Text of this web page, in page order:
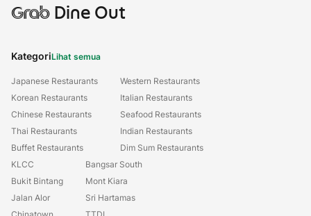
GrabDine Out
KategoriLihat semua
Japanese Restaurants
Korean Restaurants
Chinese Restaurants
Thai Restaurants
Buffet Restaurants
Western Restaurants
Italian Restaurants
Seafood Restaurants
Indian Restaurants
Dim Sum Restaurants
KLCC
Bukit Bintang
Jalan Alor
Bangsar South
Mont Kiara
Sri Hartamas